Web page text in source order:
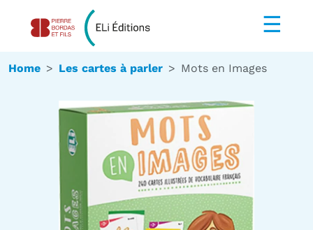
☰
Home Les cartes à parler Mots en Images